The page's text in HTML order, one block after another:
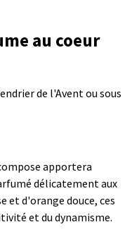
au coeur
de l'Avent ou sous
apportera
délicatement aux
et d'orange douce, ces
et du dynamisme.